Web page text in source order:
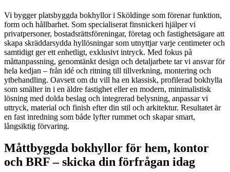
Vi bygger platsbyggda bokhyllor i Sköldinge som förenar funktion,
form och hållbarhet. Som specialiserat finsnickeri hjälper vi
privatpersoner, bostadsrättsföreningar, företag och fastighetsägare att
skapa skräddarsydda hyllösningar som utnyttjar varje centimeter och
samtidigt ger ett enhetligt, exklusivt intryck. Med fokus på
måttanpassning, genomtänkt design och detaljarbete tar vi ansvar för
hela kedjan – från idé och ritning till tillverkning, montering och
ytbehandling. Oavsett om du vill ha en klassisk, profilerad bokhylla
som smälter in i en äldre fastighet eller en modern, minimalistisk
lösning med dolda beslag och integrerad belysning, anpassar vi
uttryck, material och finish efter din stil och arkitektur. Resultatet är
en fast inredning som både lyfter rummet och skapar smart,
långsiktig förvaring.
Måttbyggda bokhyllor för hem, kontor
och BRF – skicka din förfrågan idag